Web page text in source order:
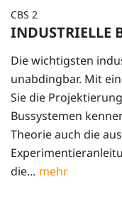
CBS 2
INDUSTRIELLE
Die wichtigsten
unabdingbar. Mit
Sie die
Bussystemen
Theorie auch die
die...